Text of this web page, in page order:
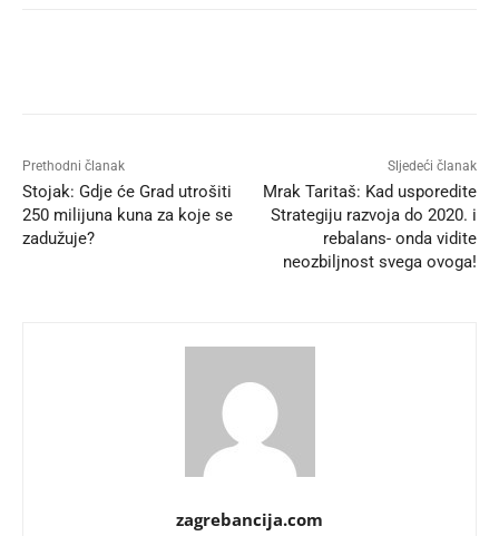
Prethodni članak
Stojak: Gdje će Grad utrošiti
250 milijuna kuna za koje se
zadužuje?
Sljedeći članak
Mrak Taritaš: Kad usporedite
Strategiju razvoja do 2020. i
rebalans- onda vidite
neozbiljnost svega ovoga!
zagrebancija.com